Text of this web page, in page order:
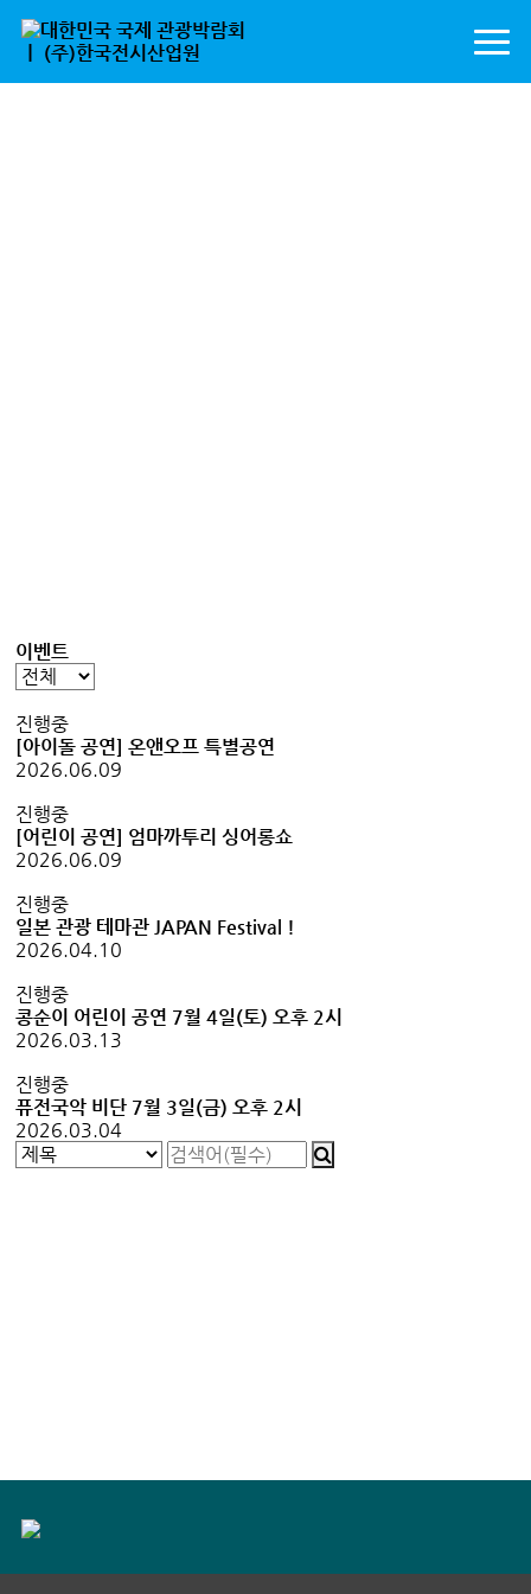
이벤트
진행중
[아이돌 공연] 온앤오프 특별공연
2026.06.09
진행중
[어린이 공연] 엄마까투리 싱어롱쇼
2026.06.09
진행중
일본 관광 테마관 JAPAN Festival !
2026.04.10
진행중
콩순이 어린이 공연 7월 4일(토) 오후 2시
2026.03.13
진행중
퓨전국악 비단 7월 3일(금) 오후 2시
2026.03.04